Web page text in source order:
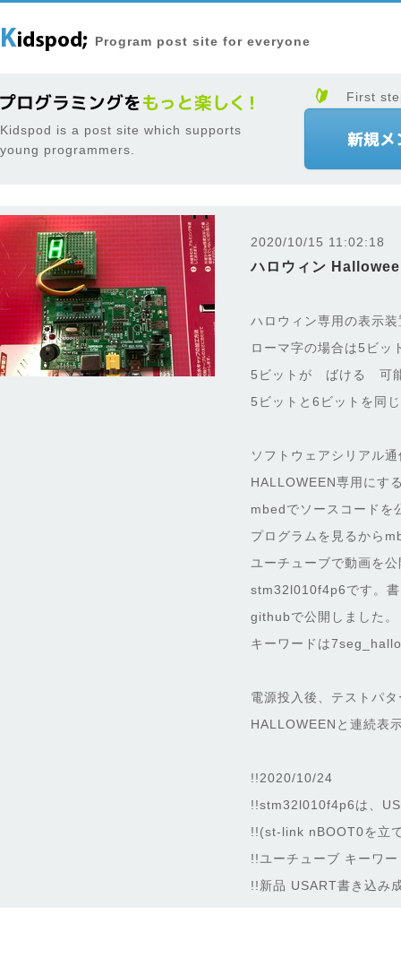
Program post site for everyone
Kidspod is a post site which supports
young programmers.
First
2020/10/15 11:02:18
ハロウィン
ハロウィン専用の表示装
ローマ字の場合は5ビッ
5ビットが ばける 可
5ビットと6ビットを同
ソフトウェアシリアル
HALLOWEEN専用にす
mbedでソースコードを
プログラムを見るから
ユーチューブで動画を
stm32l010f4p6です。
githubで公開しました。
キーワードは
電源投入後、テストパ
HALLOWEENと連続表
!!2020/10/24
!!stm32l010f4p6は、
!!(st-link nBOOT0を立
!!ユーチューブ キーワ
!!新品 USART書き込み